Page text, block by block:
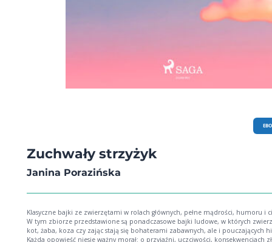
landrynki, bo te jednak, umówmy się, mogę kupić w co drugim sklepie. Ale
zabrał mi coś tak pięknego jak jemu Ooo, wtedy to ja tak samo bym się wkurzyła
Te kolory, złoto, srebro! I te cudne postaci! Był w nim zakochany i to na bank!
/fragment książki Graliście kiedyś w karty? Powiedzmy, że w Uno, remika albo w
wojnę. Ja to uwielbiam! Te emocje, szaleństwo i oszukiwanie! Normalnie nie
przenigdy! Mówcie mi Uczciwa Fishka. Ale w grze reguły są inne, w grze to jest
gracze, a stawką jest obraz wart miliony. Tak jak to się stało w Krakowie 80 lat
do słynnej Wielkiej Trójki w kolekcji Czartoryskich, czyli topu malarstwa wszech
łasiczką) uważała za najcenniejszy z całej trójki. Marzył o nim niejeden
Europie i na świecie! /fragment książki
Zuchwały strzyżyk
Janina Porazińska
Klasyczne bajki ze zwierzętami w rolach głównych, pełne mądrości, humoru i
W tym zbiorze przedstawione są ponadczasowe bajki ludowe, w których
kot, żaba, koza czy zając stają się bohaterami zabawnych, ale i pouczających historii.
Każda opowieść niesie ważny morał: o przyjaźni, uczciwości, konsekwencjach